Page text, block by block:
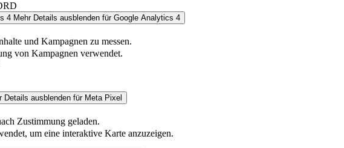
4 Mehr Details ausblenden für Google Analytics 4
und Kampagnen zu messen.
von Kampagnen verwendet.
Details ausblenden für Meta Pixel
Zustimmung geladen.
um eine interaktive Karte anzuzeigen.